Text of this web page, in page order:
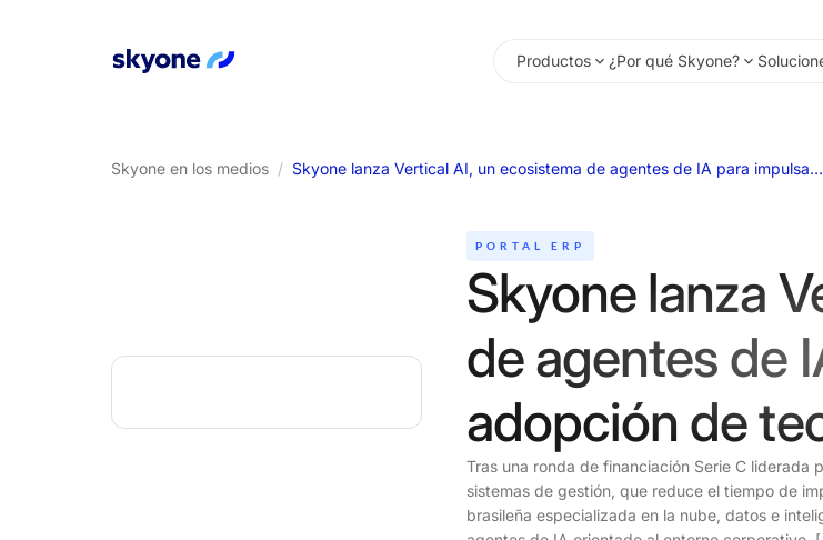
Productos ¿Por qué Skyone?
Skyone en los medios / Skyone lanza Vertical AI, un ecosistema de agentes de IA para impulsar la adopción de tecnología en las empresas.
PORTAL ERP
Skyone lanza
de agentes de
adopción de
Tras una ronda de financiación Serie C
sistemas de gestión, que reduce el tiempo de
brasileña especializada en la nube, datos e